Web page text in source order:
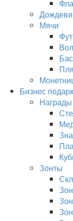
Мячи
Бизнес
Награды
Зонты